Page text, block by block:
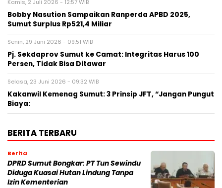
Kamis, 2 Juli 2026 - 12:57 WIB
Bobby Nasution Sampaikan Ranperda APBD 2025,
Sumut Surplus Rp521,4 Miliar
Senin, 29 Juni 2026 - 09:51 WIB
Pj. Sekdaprov Sumut ke Camat: Integritas Harus 100
Persen, Tidak Bisa Ditawar
Selasa, 23 Juni 2026 - 09:32 WIB
Kakanwil Kemenag Sumut: 3 Prinsip JFT, “Jangan Pungut
Biaya:
BERITA TERBARU
Berita
DPRD Sumut Bongkar: PT Tun Sewindu
Diduga Kuasai Hutan Lindung Tanpa
Izin Kementerian